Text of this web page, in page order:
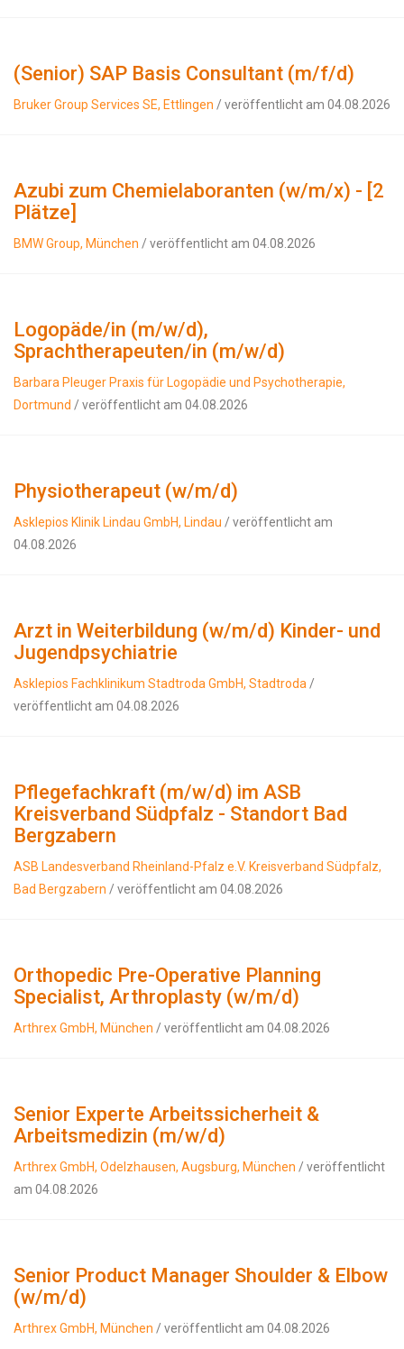
(Senior) SAP Basis Consultant (m/f/d)
Bruker Group Services SE, Ettlingen / veröffentlicht am 04.08.2026
Azubi zum Chemielaboranten (w/m/x) - [2
Plätze]
BMW Group, München / veröffentlicht am 04.08.2026
Logopäde/in (m/w/d),
Sprachtherapeuten/in (m/w/d)
Barbara Pleuger Praxis für Logopädie und Psychotherapie,
Dortmund / veröffentlicht am 04.08.2026
Physiotherapeut (w/m/d)
Asklepios Klinik Lindau GmbH, Lindau / veröffentlicht am
04.08.2026
Arzt in Weiterbildung (w/m/d) Kinder- und
Jugendpsychiatrie
Asklepios Fachklinikum Stadtroda GmbH, Stadtroda /
veröffentlicht am 04.08.2026
Pflegefachkraft (m/w/d) im ASB
Kreisverband Südpfalz - Standort Bad
Bergzabern
ASB Landesverband Rheinland-Pfalz e.V. Kreisverband Südpfalz,
Bad Bergzabern / veröffentlicht am 04.08.2026
Orthopedic Pre-Operative Planning
Specialist, Arthroplasty (w/m/d)
Arthrex GmbH, München / veröffentlicht am 04.08.2026
Senior Experte Arbeitssicherheit &
Arbeitsmedizin (m/w/d)
Arthrex GmbH, Odelzhausen, Augsburg, München / veröffentlicht
am 04.08.2026
Senior Product Manager Shoulder & Elbow
(w/m/d)
Arthrex GmbH, München / veröffentlicht am 04.08.2026